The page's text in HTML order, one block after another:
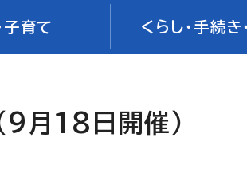
子育て くらし・手続き
月18日開催）